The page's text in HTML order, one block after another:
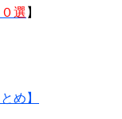
選 】
め】